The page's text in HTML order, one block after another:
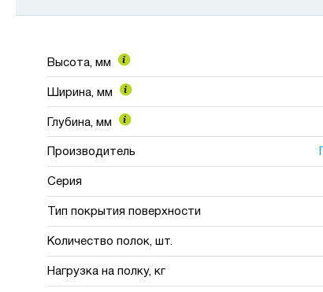
Высота, мм
Ширина, мм
Глубина, мм
Производитель
Серия
Тип покрытия поверхности
Количество полок, шт.
Нагрузка на полку, кг